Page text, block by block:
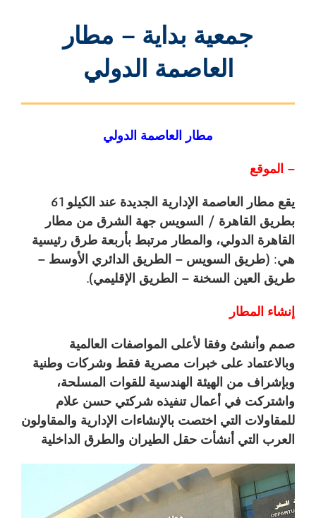
جمعية بداية – مطار
العاصمة الدولي
مطار العاصمة الدولي
– الموقع
يقع مطار العاصمة الإدارية الجديدة عند الكيلو 61
بطريق القاهرة / السويس جهة الشرق من مطار
القاهرة الدولي، والمطار مرتبط بأربعة طرق رئيسية
هي: (طريق السويس – الطريق الدائري الأوسط –
طريق العين السخنة – الطريق الإقليمي).
إنشاء المطار
صمم وأنشئ وفقا لأعلى المواصفات العالمية
وبالاعتماد على خبرات مصرية فقط وشركات وطنية
وبإشراف من الهيئة الهندسية للقوات المسلحة،
واشتركت في أعمال تنفيذه شركتي حسن علام
للمقاولات التي اختصت بالإنشاءات الإدارية والمقاولون
العرب التي أنشأت حقل الطيران والطرق الداخلية